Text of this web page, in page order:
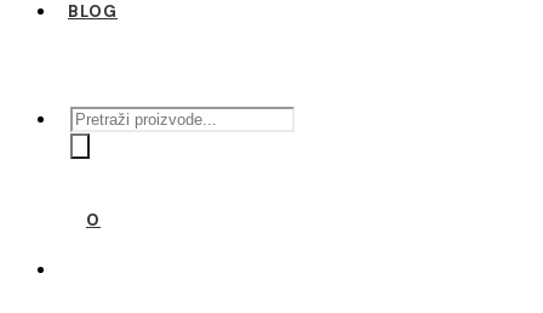
BLOG
Products
search
0